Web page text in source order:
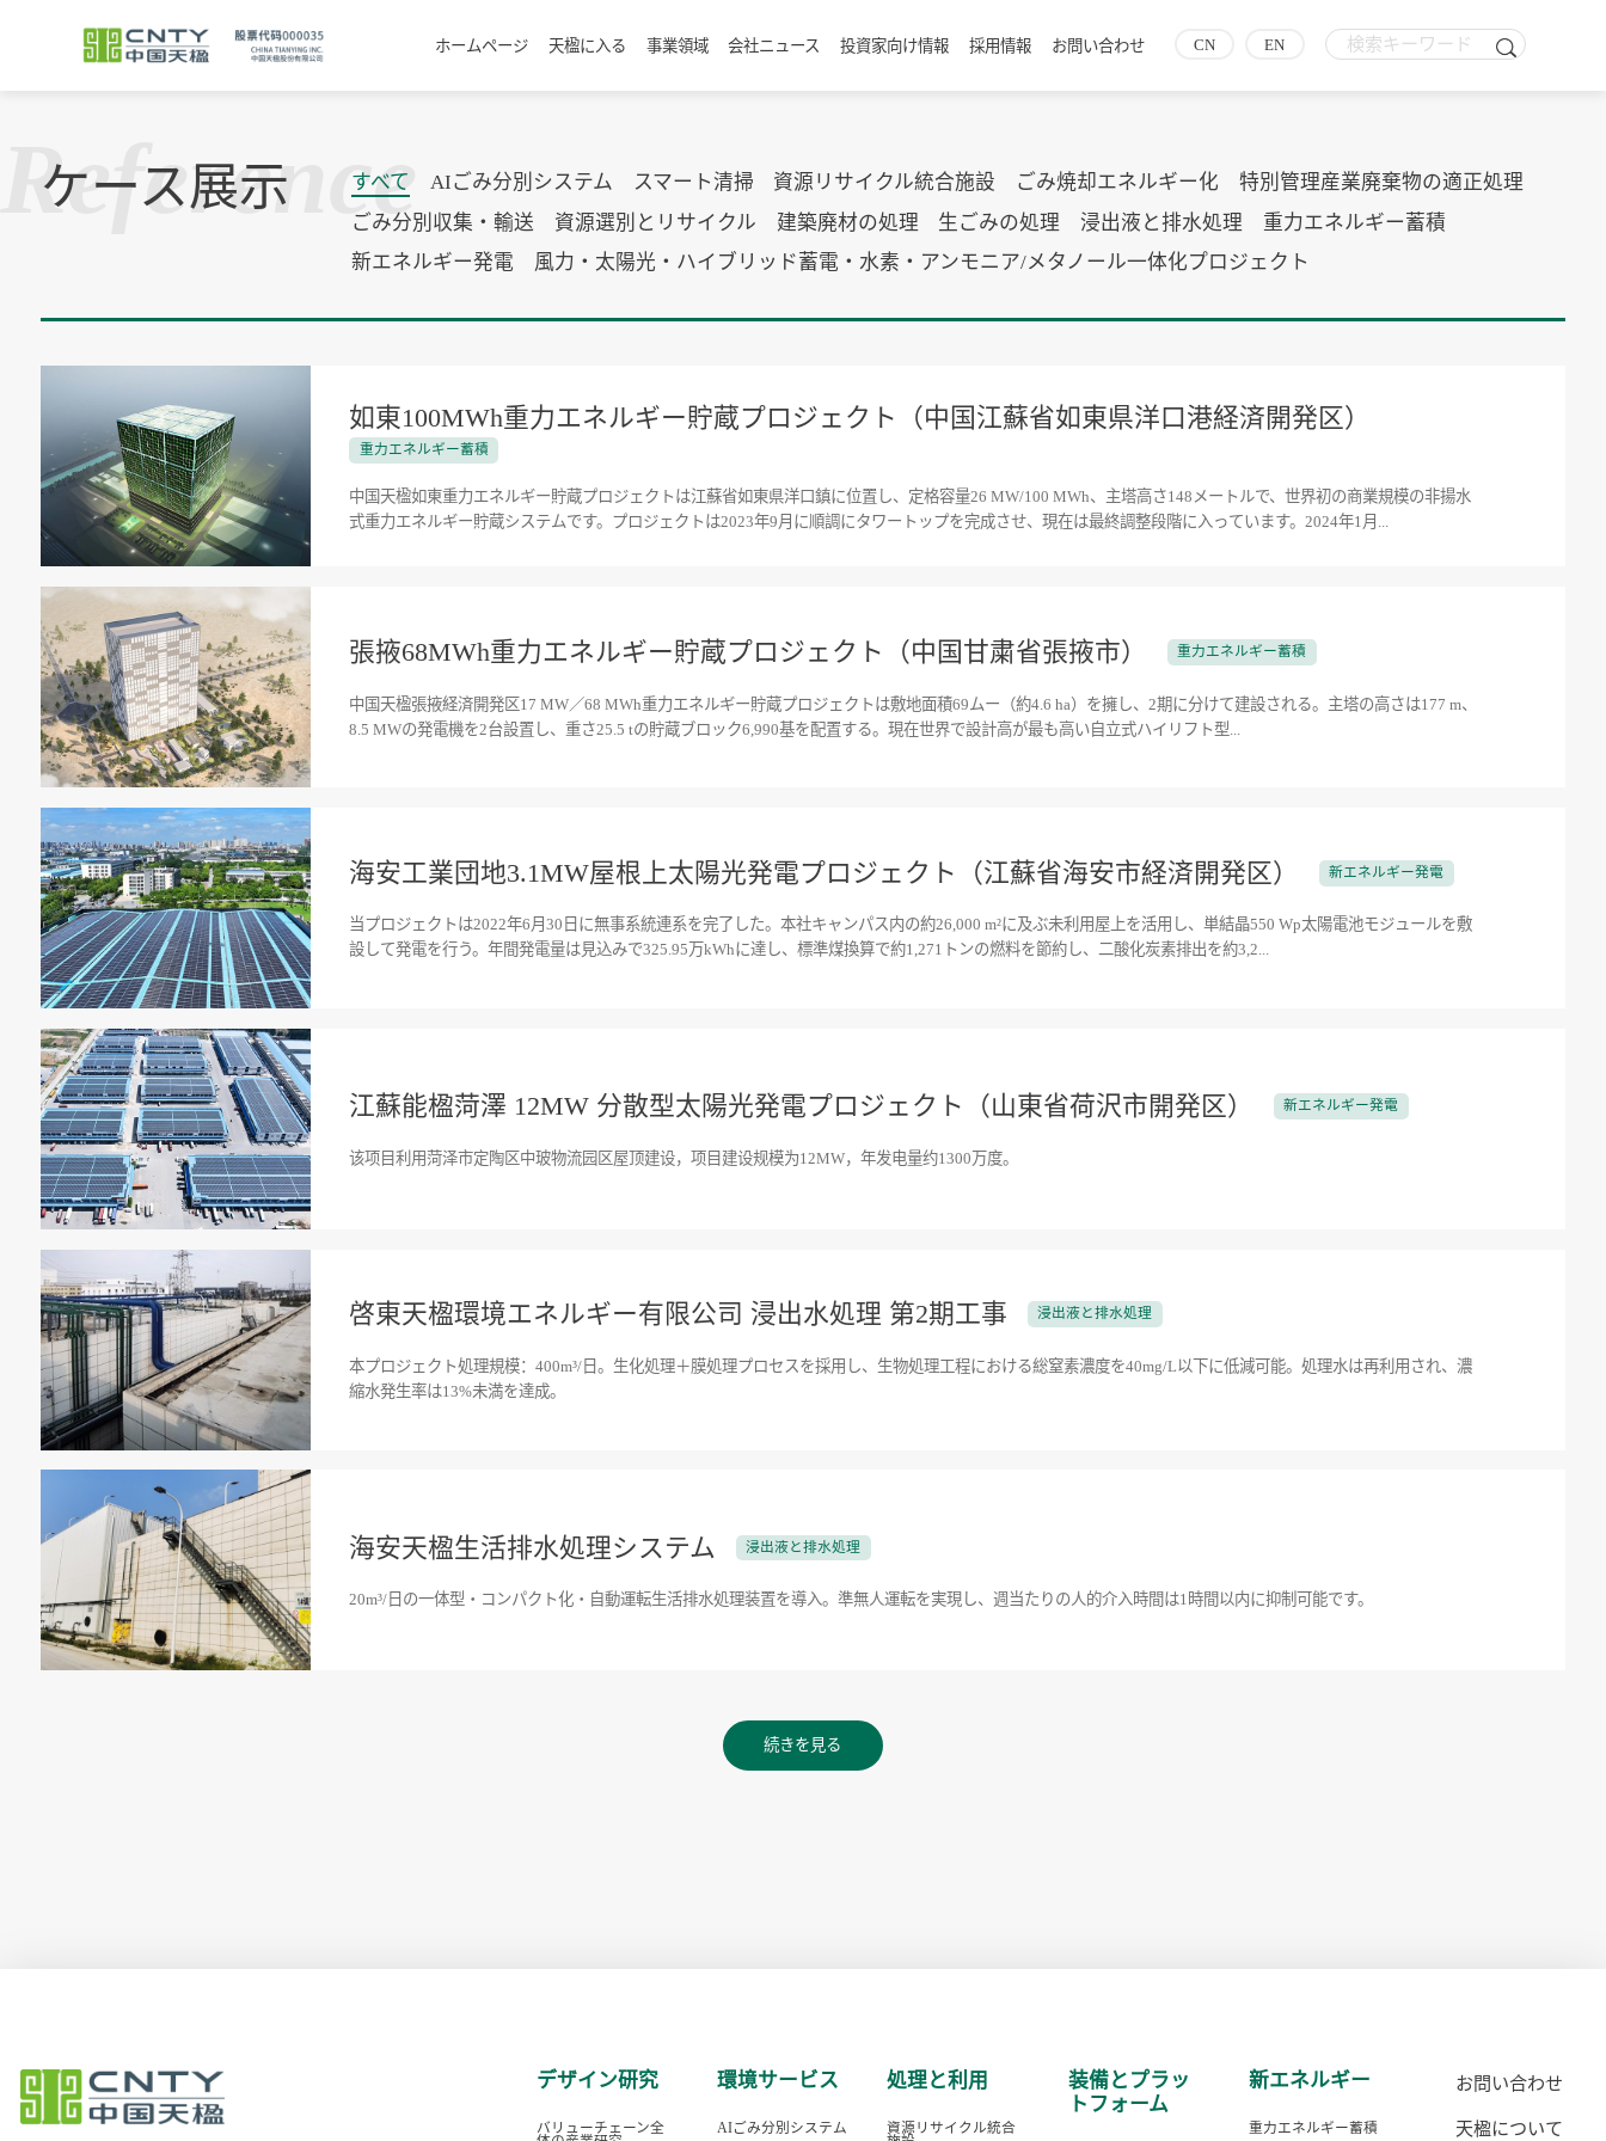
ホームページ 天楹に入る 事業領域 会社ニュース 投資家向け情報 採用情報 お問い合わせ CN EN
ケース展示
Reference
すべて AIごみ分別システム スマート清掃 資源リサイクル統合施設 ごみ焼却エネルギー化
特別管理産業廃棄物の適正処理
ごみ分別収集・輸送
資源選別とリサイクル 建築廃材の処理 生ごみの処理 浸出液と排水処理
重力エネルギー蓄積
新エネルギー発電
風力・太陽光・ハイブリッド蓄電・水素・アンモニア/メタノール一体化プロジェクト
如東100MWh重力エネルギー貯蔵プロジェクト（中国江蘇省如東県洋口港経済開発区）
重力エネルギー蓄積
中国天楹如東重力エネルギー貯蔵プロジェクトは江蘇省如東県洋口鎮に位置し、定格容量26 MW/100 MWh、主塔高さ148メートルで、世界初の商業規模の非揚水
式重力エネルギー貯蔵システムです。プロジェクトは2023年9月に順調にタワートップを完成させ、現在は最終調整段階に入っています。2024年1月...
張掖68MWh重力エネルギー貯蔵プロジェクト（中国甘粛省張掖市） 重力エネルギー蓄積
中国天楹張掖経済開発区17 MW／68 MWh重力エネルギー貯蔵プロジェクトは敷地面積69ムー（約4.6 ha）を擁し、2期に分けて建設される。主塔の高さは177 m、
8.5 MWの発電機を2台設置し、重さ25.5 tの貯蔵ブロック6,990基を配置する。現在世界で設計高が最も高い自立式ハイリフト型...
海安工業団地3.1MW屋根上太陽光発電プロジェクト（江蘇省海安市経済開発区） 新エネルギー発電
当プロジェクトは2022年6月30日に無事系統連系を完了した。本社キャンパス内の約26,000 m²に及ぶ未利用屋上を活用し、単結晶550 Wp太陽電池モジュールを敷
設して発電を行う。年間発電量は見込みで325.95万kWhに達し、標準煤換算で約1,271トンの燃料を節約し、二酸化炭素排出を約3,2...
江蘇能楹菏澤 12MW 分散型太陽光発電プロジェクト（山東省荷沢市開発区） 新エネルギー発電
该项目利用菏泽市定陶区中玻物流园区屋顶建设，项目建设规模为12MW，年发电量约1300万度。
啓東天楹環境エネルギー有限公司 浸出水処理 第2期工事 浸出液と排水処理
本プロジェクト処理規模：400m³/日。生化処理＋膜処理プロセスを採用し、生物処理工程における総窒素濃度を40mg/L以下に低減可能。処理水は再利用され、濃
縮水発生率は13%未満を達成。
海安天楹生活排水処理システム 浸出液と排水処理
20m³/日の一体型・コンパクト化・自動運転生活排水処理装置を導入。準無人運転を実現し、週当たりの人的介入時間は1時間以内に抑制可能です。
続きを見る
デザイン研究
バリューチェーン全
環境サービス
AIごみ分別システム
処理と利用
資源リサイクル統合
装備とプラッ
トフォーム
新エネルギー
重力エネルギー蓄積
お問い合わせ
天楹について